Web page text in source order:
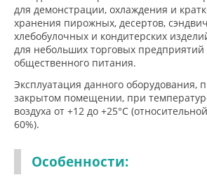
для демонстрации, охлаждения и
хранения пирожных, десертов,
хлебобулочных и кондитерских
для небольших торговых предприятий
общественного питания.
Эксплуатация данного оборудования,
закрытом помещении, при
воздуха от +12 до +25°С
60%).
Особенности: